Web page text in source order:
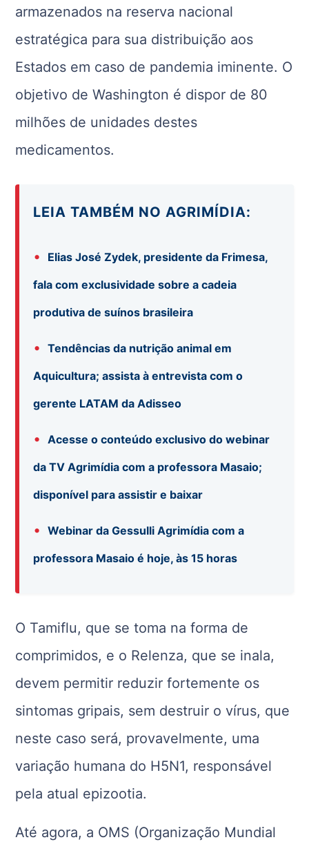
armazenados na reserva nacional
estratégica para sua distribuição aos
Estados em caso de pandemia iminente. O
objetivo de Washington é dispor de 80
milhões de unidades destes
medicamentos.
LEIA TAMBÉM NO AGRIMÍDIA:
•
Elias José Zydek, presidente da Frimesa,
fala com exclusividade sobre a cadeia
produtiva de suínos brasileira
•
Tendências da nutrição animal em
Aquicultura; assista à entrevista com o
gerente LATAM da Adisseo
•
Acesse o conteúdo exclusivo do webinar
da TV Agrimídia com a professora Masaio;
disponível para assistir e baixar
•
Webinar da Gessulli Agrimídia com a
professora Masaio é hoje, às 15 horas
O Tamiflu, que se toma na forma de
comprimidos, e o Relenza, que se inala,
devem permitir reduzir fortemente os
sintomas gripais, sem destruir o vírus, que
neste caso será, provavelmente, uma
variação humana do H5N1, responsável
pela atual epizootia.
Até agora, a OMS (Organização Mundial